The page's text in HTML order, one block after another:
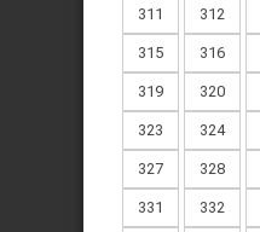
311 312
315 316
319 320
323 324
327 328
331 332